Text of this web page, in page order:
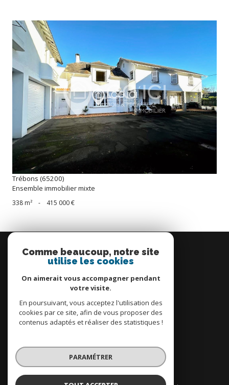
voir le bien
Trébons (65200)
Ensemble immobilier mixte
338 m² - 415 000 €
connecter
Comme beaucoup, notre site
utilise les cookies
On aimerait vous accompagner pendant
votre visite.
En poursuivant, vous acceptez l'utilisation des
cookies par ce site, afin de vous proposer des
contenus adaptés et réaliser des statistiques !
PARAMÉTRER